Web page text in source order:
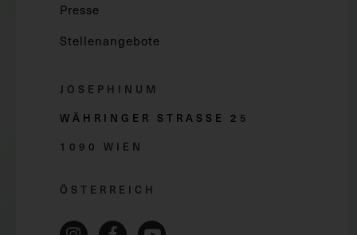
Presse
Stellenangebote
JOSEPHINUM
WÄHRINGER STRASSE 2 5
1090 WIEN
ÖSTERREICH